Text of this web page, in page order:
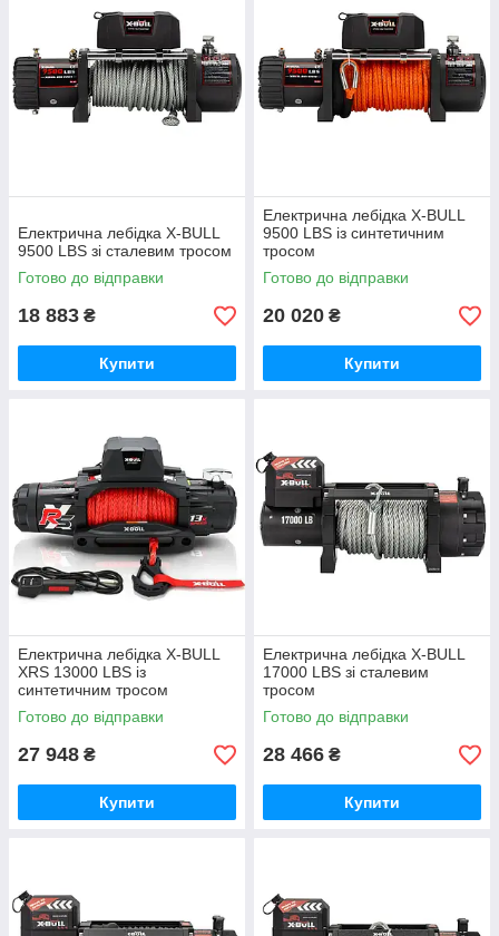
Електрична лебідка X-BULL
9500 LBS зі сталевим тросом
Готово до відправки
18 883 ₴
Купити
Електрична лебідка X-BULL
9500 LBS із синтетичним
тросом
Готово до відправки
20 020 ₴
Купити
Електрична лебідка X-BULL
XRS 13000 LBS із
синтетичним тросом
Готово до відправки
27 948 ₴
Купити
Електрична лебідка X-BULL
17000 LBS зі сталевим
тросом
Готово до відправки
28 466 ₴
Купити